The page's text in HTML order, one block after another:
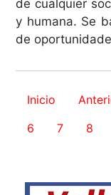
de cualquier
y humana. Se
de
Inicio
6
7 8